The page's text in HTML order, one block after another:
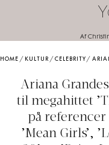
Af
HOME / KULTUR/CELEBRITY /ARIANA
Ariana
til megahittet
på
’Mean Girls’,